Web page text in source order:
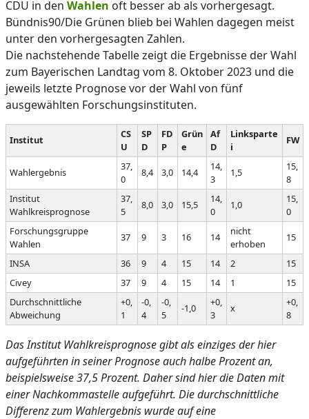
CDU in den Wahlen oft besser ab als vorhergesagt.
Bündnis90/Die Grünen blieb bei Wahlen dagegen meist
unter den vorhergesagten Zahlen.
Die nachstehende Tabelle zeigt die Ergebnisse der Wahl
zum Bayerischen Landtag vom 8. Oktober 2023 und die
jeweils letzte Prognose vor der Wahl von fünf
ausgewählten Forschungsinstituten.
Institut
CS
U
SP
D
FD
P
Grün
e
Af
D
Linksparte
i
FW
Wahlergebnis
37,
0
8,4 3,0 14,4
14,
3
1,5
15,
8
Institut
Wahlkreisprognose
37,
5
8,0 3,0 15,5
14,
0
1,0
15,
0
Forschungsgruppe
Wahlen
37 9 3 16 14
nicht
erhoben
15
INSA 36 9 4 15 14 2
15
Civey
37 9 4 15 14 1
15
Durchschnittliche
Abweichung
+0,
1
-0,
4
-0,
5
-1,0
+0,
3
x
+0,
8
Das Institut Wahlkreisprognose gibt als einziges der hier
aufgeführten in seiner Prognose auch halbe Prozent an,
beispielsweise 37,5 Prozent. Daher sind hier die Daten mit
einer Nachkommastelle aufgeführt. Die durchschnittliche
Differenz zum Wahlergebnis wurde auf eine